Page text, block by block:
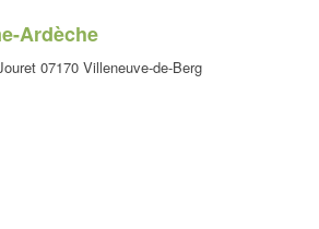
Ardèche
07170 Villeneuve-de-Berg